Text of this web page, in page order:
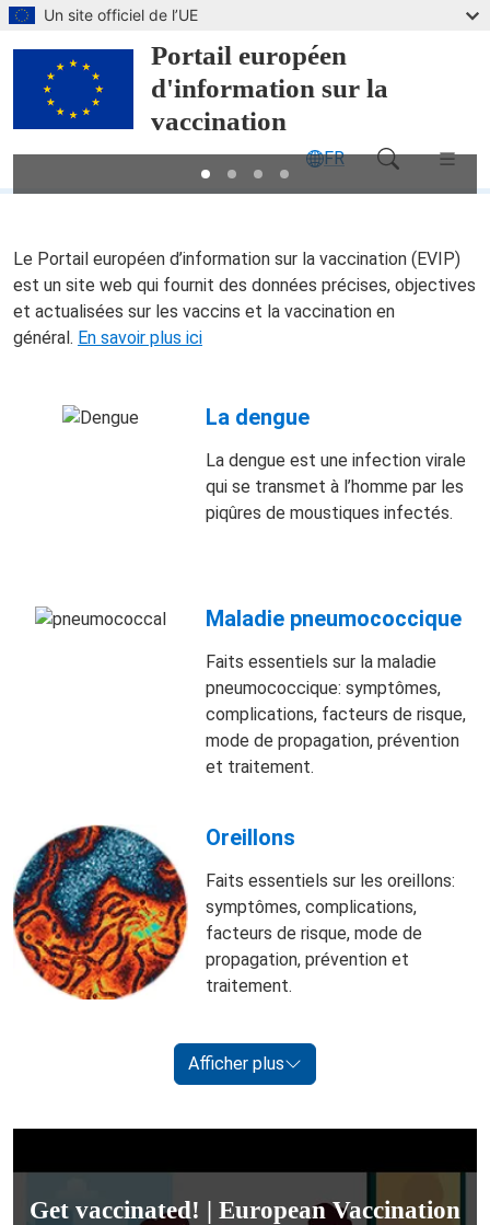
Un site officiel de l’UE
Portail européen
d'information sur la
vaccination
FR
Main Navigation (desktop)
Le Portail européen d’information sur la vaccination (EVIP)
est un site web qui fournit des données précises, objectives
et actualisées sur les vaccins et la vaccination en
général. En savoir plus ici
La dengue
La dengue est une infection virale
qui se transmet à l’homme par les
piqûres de moustiques infectés.
Maladie pneumococcique
Faits essentiels sur la maladie
pneumococcique: symptômes,
complications, facteurs de risque,
mode de propagation, prévention
et traitement.
Oreillons
Faits essentiels sur les oreillons:
symptômes, complications,
facteurs de risque, mode de
propagation, prévention et
traitement.
Afficher plus
Get vaccinated! | European Vaccination